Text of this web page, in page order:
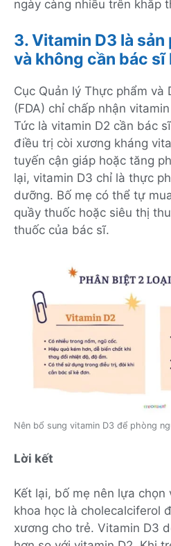
ngày càng nhiều trên khắp
3. Vitamin D3 là
và không cần bác sĩ
Cục Quản lý Thực phẩm và
(FDA) chỉ chấp nhận
Tức là vitamin D2 cần bác
điều trị còi xương kháng
tuyến cận giáp hoặc tăng
lại, vitamin D3 chỉ là thực
dưỡng. Bố mẹ có thể tự
quầy thuốc hoặc siêu thị
thuốc của bác sĩ.
Nên bổ sung vitamin D3 để phòng
Lời kết
Kết lại, bố mẹ nên lựa chọn
khoa học là cholecalciferol
xương cho trẻ. Vitamin D3